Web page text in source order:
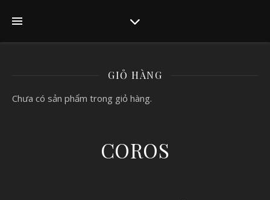
GIỎ HÀNG
Chưa có sản phẩm trong giỏ hàng.
COROS